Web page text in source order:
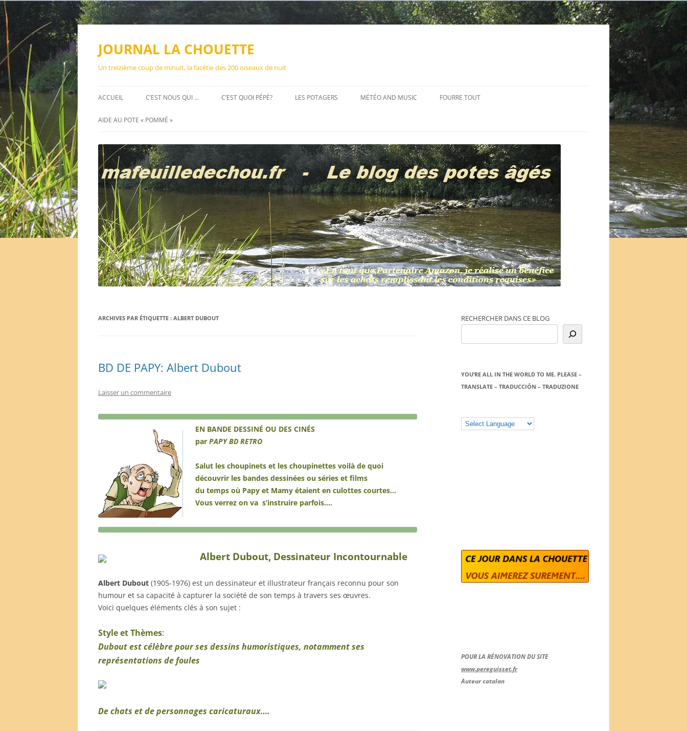
Aller
JOURNAL LA CHOUETTE
Un treizième coup de minuit, la facétie des 200 oiseaux de nuit
ACCUEIL C’EST NOUS QUI … C’EST QUOI PÉPÉ? LES POTAGERS MÉTÉO AND MUSIC FOURRE TOUT
AIDE AU POTE « POMMÉ »
ARCHIVES PAR ÉTIQUETTE : ALBERT DUBOUT
BD DE PAPY: Albert Dubout
Laisser un commentaire
EN BANDE DESSINÉ OU DES CINÉS
par PAPY BD RETRO
Salut les choupinets et les choupinettes voilà de quoi
découvrir les bandes dessinées ou séries et films
du temps où Papy et Mamy étaient en culottes courtes…
Vous verrez on va s’instruire parfois….
Albert Dubout, Dessinateur Incontournable
Albert Dubout (1905-1976) est un dessinateur et illustrateur français reconnu pour son
humour et sa capacité à capturer la société de son temps à travers ses œuvres.
Voici quelques éléments clés à son sujet :
Style et Thèmes:
Dubout est célèbre pour ses dessins humoristiques, notamment ses
représentations de foules
De chats et de personnages caricaturaux….
RECHERCHER DANS CE BLOG
YOU’RE ALL IN THE WORLD TO ME. PLEASE –
TRANSLATE – TRADUCCIÓN – TRADUZIONE
POUR LA RÉNOVATION DU SITE
www.pereguisset.fr
Auteur catalan